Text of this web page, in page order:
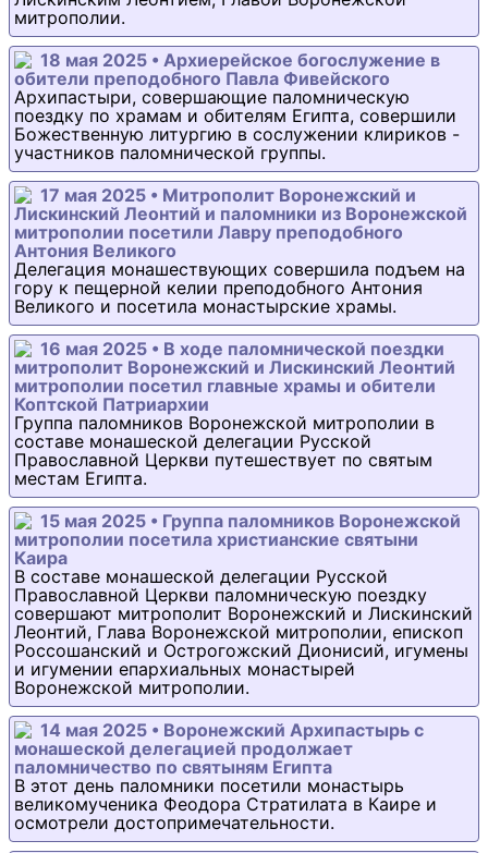
митрополии.
18 мая 2025 • Архиерейское богослужение в
обители преподобного Павла Фивейского
Архипастыри, совершающие паломническую
поездку по храмам и обителям Египта, совершили
Божественную литургию в сослужении клириков -
участников паломнической группы.
17 мая 2025 • Митрополит Воронежский и
Лискинский Леонтий и паломники из Воронежской
митрополии посетили Лавру преподобного
Антония Великого
Делегация монашествующих совершила подъем на
гору к пещерной келии преподобного Антония
Великого и посетила монастырские храмы.
16 мая 2025 • В ходе паломнической поездки
митрополит Воронежский и Лискинский Леонтий
митрополии посетил главные храмы и обители
Коптской Патриархии
Группа паломников Воронежской митрополии в
составе монашеской делегации Русской
Православной Церкви путешествует по святым
местам Египта.
15 мая 2025 • Группа паломников Воронежской
митрополии посетила христианские святыни
Каира
В составе монашеской делегации Русской
Православной Церкви паломническую поездку
совершают митрополит Воронежский и Лискинский
Леонтий, Глава Воронежской митрополии, епископ
Россошанский и Острогожский Дионисий, игумены
и игумении епархиальных монастырей
Воронежской митрополии.
14 мая 2025 • Воронежский Архипастырь с
монашеской делегацией продолжает
паломничество по святыням Египта
В этот день паломники посетили монастырь
великомученика Феодора Стратилата в Каире и
осмотрели достопримечательности.